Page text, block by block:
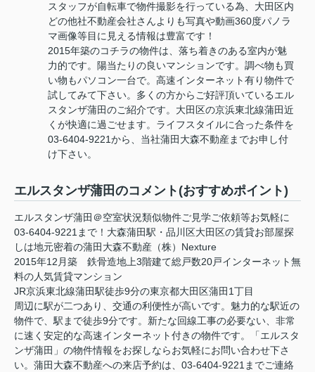
スタッフが自転車で物件撮影を行っている為、大田区内
どの他社不動産会社さんよりも写真や動画360度パノラ
マ画像等目に見える情報は豊富です！
2015年築のコチラの物件は、落ち着きのある室内が魅
力的です。陽当たりの良いマンションです。調べ物も買
い物もパソコン一台で。高速インターネット有り物件で
試してみて下さい。多くの方からご好評頂いているエル
スタンザ蒲田のご紹介です。大田区の京浜東北線蒲田近
くが快適に過ごせます。ライフスタイルに合った条件を
03-6404-9221から、当社蒲田大森不動産までお申し付
け下さい。
エルスタンザ蒲田のコメント(おすすめポイント)
エルスタンザ蒲田＠空室状況類似物件ご見学ご依頼等お気軽に
03-6404-9221まで！大森蒲田駅・品川区大田区の賃貸お部屋探
しは地元密着の蒲田大森不動産（株）Nexture
2015年12月築 鉄骨造地上3階建て総戸数20戸インターネット無
料の人気賃貸マンション
JR京浜東北線蒲田駅徒歩9分の東京都大田区蒲田1丁目
周辺に駅が二つあり、交通の利便性が高いです。魅力的な駅近の
物件で、駅まで徒歩9分です。新たな回線工事の必要ない、非常
に速く安定的な高速インターネット付きの物件です。「エルスタ
ンザ蒲田」の物件情報をお探しならお気軽にお問い合わせ下さ
い。蒲田大森不動産への来店予約は、03-6404-9221までご連絡